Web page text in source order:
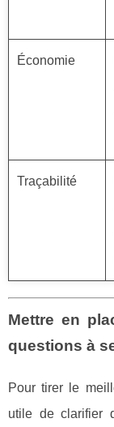
Économie
Traçabilité
Mettre en
questions à
Pour tirer le
utile de clarifier